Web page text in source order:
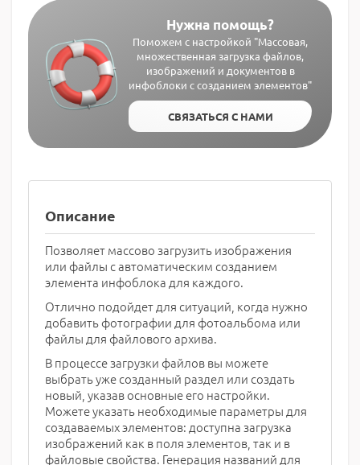
Нужна помощь?
Поможем с настройкой "Массовая,
множественная загрузка файлов,
изображений и документов в
инфоблоки с созданием элементов"
СВЯЗАТЬСЯ С НАМИ
Описание
Позволяет массово загрузить изображения
или файлы с автоматическим созданием
элемента инфоблока для каждого.
Отлично подойдет для ситуаций, когда нужно
добавить фотографии для фотоальбома или
файлы для файлового архива.
В процессе загрузки файлов вы можете
выбрать уже созданный раздел или создать
новый, указав основные его настройки.
Можете указать необходимые параметры для
создаваемых элементов: доступна загрузка
изображений как в поля элементов, так и в
файловые свойства. Генерация названий для